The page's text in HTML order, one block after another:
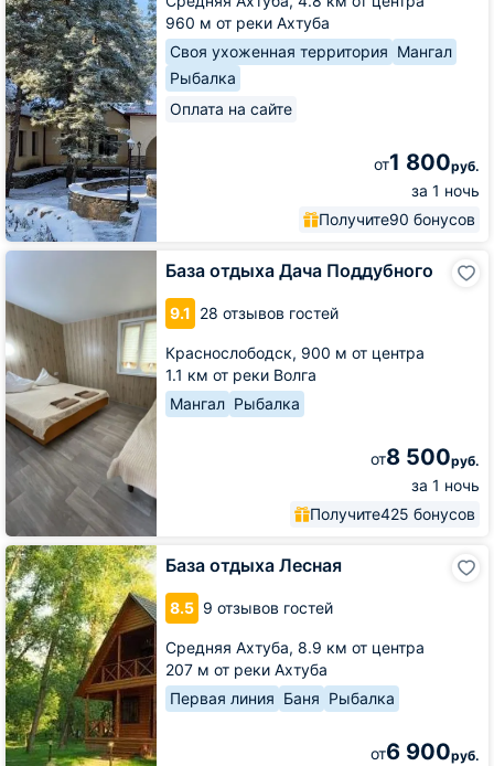
960 м от реки Ахтуба
Своя ухоженная территория Мангал
Рыбалка
Оплата на сайте
от1 800руб.
за 1 ночь
Получите90 бонусов
База отдыха Дача Поддубного
9.1 28 отзывов гостей
Краснослободск, 900 м от центра
1.1 км от реки Волга
Мангал Рыбалка
от8 500руб.
за 1 ночь
Получите425 бонусов
База
Дача
Поддубного
База отдыха Лесная
8.5 9 отзывов гостей
Средняя Ахтуба, 8.9 км от центра
207 м от реки Ахтуба
Первая линия Баня Рыбалка
от6 900руб.
База
отдыха
Лесная